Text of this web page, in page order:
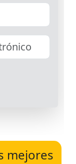
mejores